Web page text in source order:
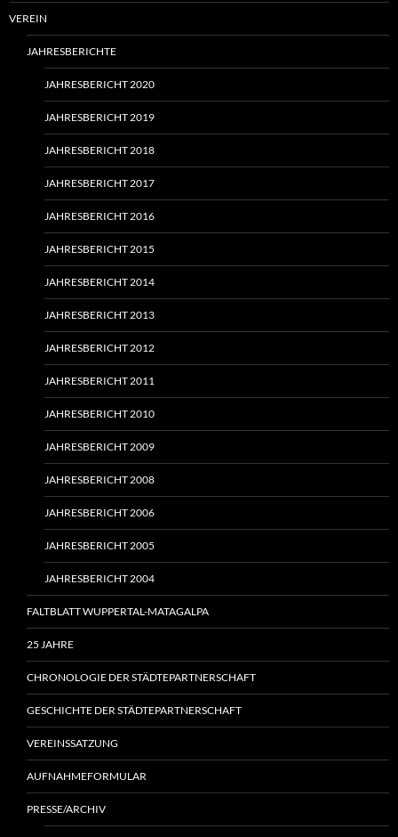
VEREIN
JAHRESBERICHTE
JAHRESBERICHT 2020
JAHRESBERICHT 2019
JAHRESBERICHT 2018
JAHRESBERICHT 2017
JAHRESBERICHT 2016
JAHRESBERICHT 2015
JAHRESBERICHT 2014
JAHRESBERICHT 2013
JAHRESBERICHT 2012
JAHRESBERICHT 2011
JAHRESBERICHT 2010
JAHRESBERICHT 2009
JAHRESBERICHT 2008
JAHRESBERICHT 2006
JAHRESBERICHT 2005
JAHRESBERICHT 2004
FALTBLATT WUPPERTAL-MATAGALPA
25 JAHRE
CHRONOLOGIE DER STÄDTEPARTNERSCHAFT
GESCHICHTE DER STÄDTEPARTNERSCHAFT
VEREINSSATZUNG
AUFNAHMEFORMULAR
PRESSE/ARCHIV